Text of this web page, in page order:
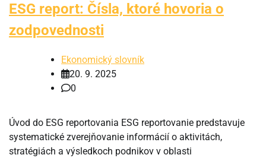
ESG report: Čísla, ktoré hovoria o
zodpovednosti
Ekonomický slovník
20. 9. 2025
0
Úvod do ESG reportovania ESG reportovanie predstavuje
systematické zverejňovanie informácií o aktivitách,
stratégiách a výsledkoch podnikov v oblasti